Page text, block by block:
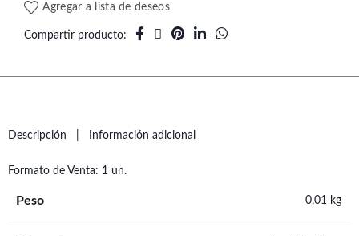
Agregar a lista de deseos
Compartir producto
Descripción Información adicional
Formato de Venta: 1 un.
Peso 0,01 kg